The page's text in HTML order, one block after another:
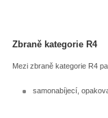
Zbraně kategorie R4
Mezi zbraně kategorie R4
samonabíjecí,